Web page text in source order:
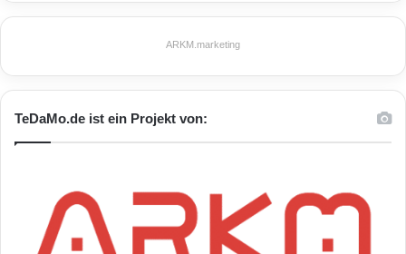
ARKM.marketing
TeDaMo.de ist ein Projekt von: